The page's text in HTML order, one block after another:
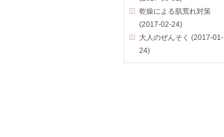
乾燥による肌荒れ対策
(2017-02-24)
大人のぜんそく (2017-01-
24)